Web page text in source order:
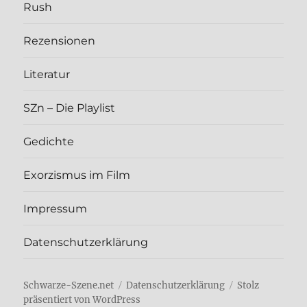
Rush
Rezen­sio­nen
Lite­ra­tur
SZn – Die Play­list
Gedich­te
Exor­zis­mus im Film
Impres­sum
Daten­schutz­er­klä­rung
Schwarze-Szene.net Daten­schutz­er­klä­rung
Stolz
präsentiert von WordPress